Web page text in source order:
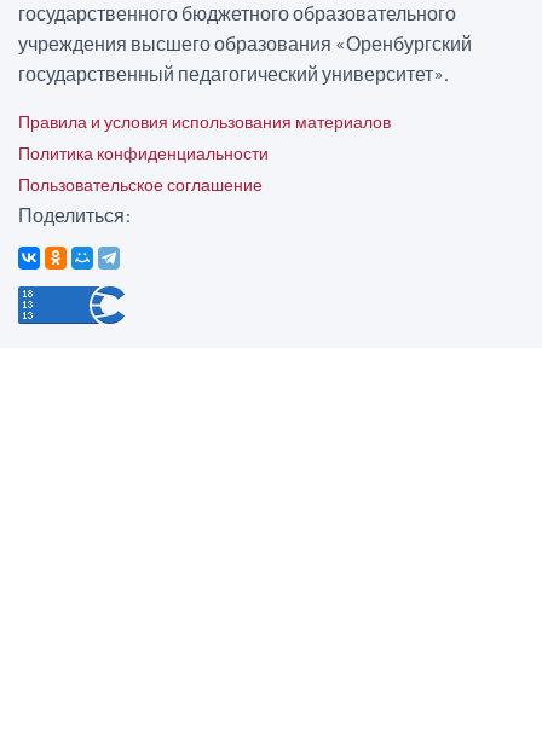
государственного бюджетного образовательного
учреждения высшего образования «Оренбургский
государственный педагогический университет».
Правила и условия использования материалов
Политика конфиденциальности
Пользовательское соглашение
Поделиться: